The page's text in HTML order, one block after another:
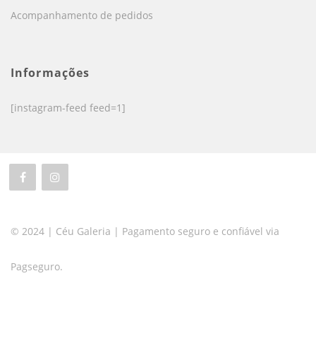
Acompanhamento de pedidos
Informações
[instagram-feed feed=1]
© 2024 | Céu Galeria | Pagamento seguro e confiável via
Pagseguro.